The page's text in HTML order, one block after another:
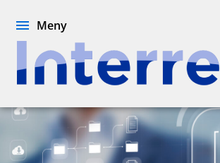
Interreg.no
Meny